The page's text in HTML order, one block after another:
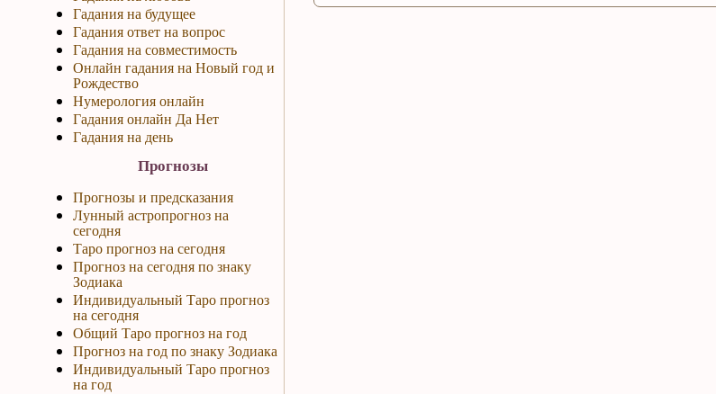
Гадания на будущее
Гадания ответ на вопрос
Гадания на совместимость
Онлайн гадания на Новый год и
Рождество
Нумерология онлайн
Гадания онлайн Да Нет
Гадания на день
Прогнозы
Прогнозы и предсказания
Лунный астропрогноз на
сегодня
Таро прогноз на сегодня
Прогноз на сегодня по знаку
Зодиака
Индивидуальный Таро прогноз
на сегодня
Общий Таро прогноз на год
Прогноз на год по знаку Зодиака
Индивидуальный Таро прогноз
на год